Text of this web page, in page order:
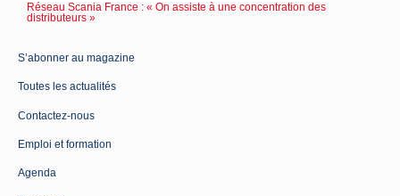
Réseau Scania France : « On assiste à une concentration des
distributeurs »
S’abonner au magazine
Toutes les actualités
Contactez-nous
Emploi et formation
Agenda